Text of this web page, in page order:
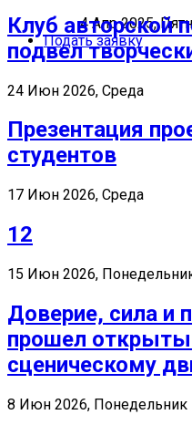
4 Апр 2025,
Подать заявку
Клуб авторской
подвел
24 Июн 2026, Среда
Презентация
студентов
17 Июн 2026, Среда
12
15 Июн 2026,
Доверие, сила и
прошел
сценическому
8 Июн 2026, Понедельник